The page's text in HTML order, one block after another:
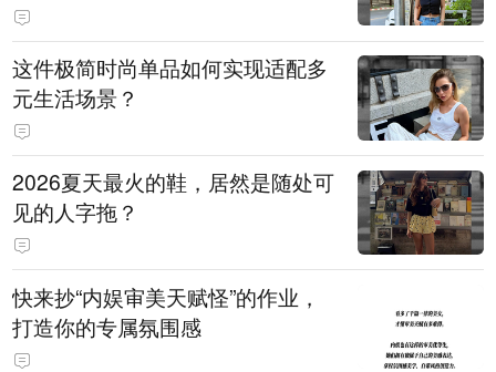
这件极简时尚单品如何实现适配多
元生活场景？
2026夏天最火的鞋，居然是随处可
见的人字拖？
快来抄“内娱审美天赋怪”的作业，
打造你的专属氛围感